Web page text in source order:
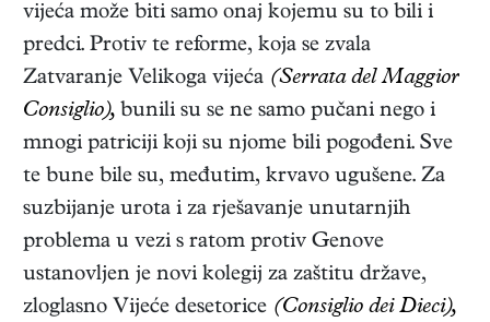
vijeća može biti samo onaj kojemu su to bili i
predci. Protiv te reforme, koja se zvala
Zatvaranje Velikoga vijeća (Serrata del Maggior
Consiglio), bunili su se ne samo pučani nego i
mnogi patriciji koji su njome bili pogođeni. Sve
te bune bile su, međutim, krvavo ugušene. Za
suzbijanje urota i za rješavanje unutarnjih
problema u vezi s ratom protiv Genove
ustanovljen je novi kolegij za zaštitu države,
zloglasno Vijeće desetorice (Consiglio dei Dieci),